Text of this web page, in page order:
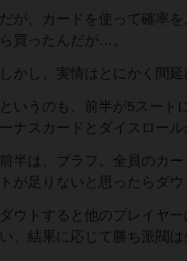
だが、カードを使って確率
ら買ったんだが…。
しかし、実情はとにかく間
というのも、前半が5スート
ーナスカードとダイスロー
前半は、ブラフ。全員のカ
トが足りないと思ったらダウ
ダウトすると他のプレイヤ
い、結果に応じて勝ち派閥